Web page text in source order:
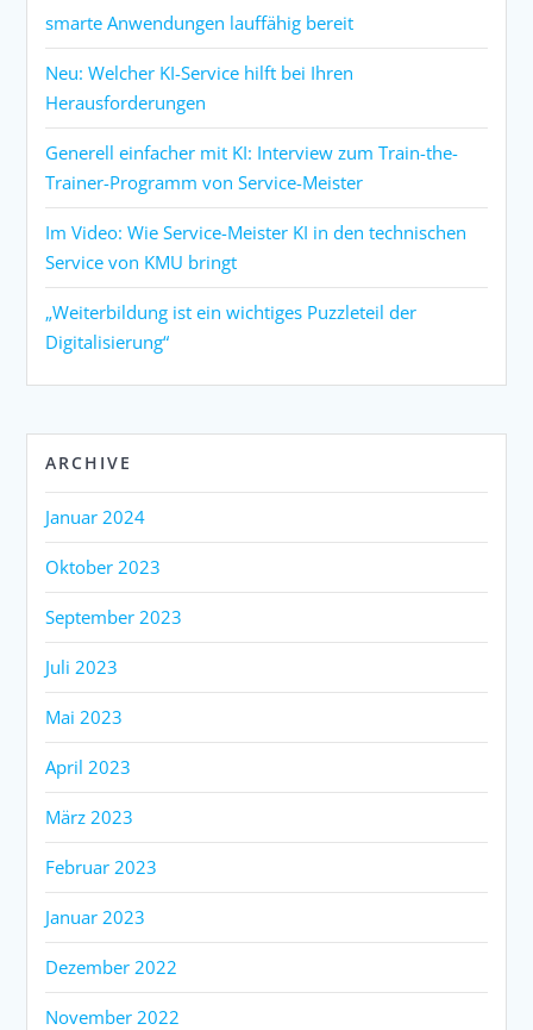
smarte Anwendungen lauffähig bereit
Neu: Welcher KI-Service hilft bei Ihren
Herausforderungen
Generell einfacher mit KI: Interview zum Train-the-
Trainer-Programm von Service-Meister
Im Video: Wie Service-Meister KI in den technischen
Service von KMU bringt
„Weiterbildung ist ein wichtiges Puzzleteil der
Digitalisierung“
ARCHIVE
Januar 2024
Oktober 2023
September 2023
Juli 2023
Mai 2023
April 2023
März 2023
Februar 2023
Januar 2023
Dezember 2022
November 2022